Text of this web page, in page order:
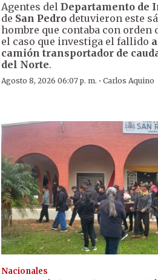
Agentes del Departamento de
de San Pedrodetuvieron este
hombre que contaba con orden
el caso que investiga el fallido
camión transportador de
del Norte.
Agosto 8, 2026 06:07 p. m. · Carlos Aquino
Nacionales